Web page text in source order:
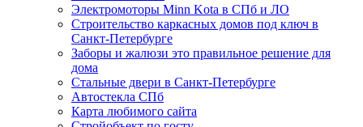
Электромоторы Minn Kota в СПб и ЛО
Строительство каркасных домов под ключ в
Санкт-Петербурге
Заборы и жалюзи это правильное решение для
дома
Стальные двери в Санкт-Петербурге
Автостекла СПб
Карта любимого сайта